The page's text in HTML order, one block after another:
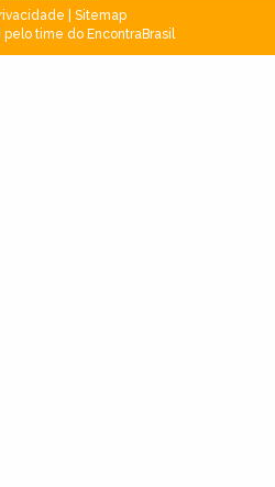
Sitemap
pelo time do EncontraBrasil